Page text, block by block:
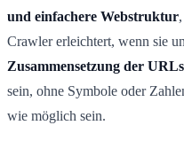
und einfachere Webstruktur
Crawler erleichtert, wenn sie
Zusammensetzung der URLs
sein, ohne Symbole oder
wie möglich sein.